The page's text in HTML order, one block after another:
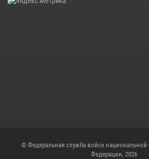
© Федеральная служба войск национальной
Федерации, 2026